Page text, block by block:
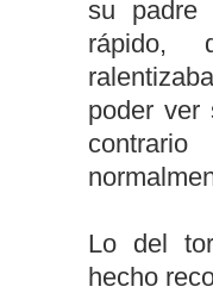
su padre
rápido,
poder ver
Lo del
hecho